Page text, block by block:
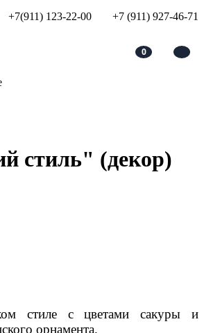
+7(911) 123-22-00 +7 (911) 927-46-71
0
стиль" (декор)
стиле с цветами сакуры и
орнамента.